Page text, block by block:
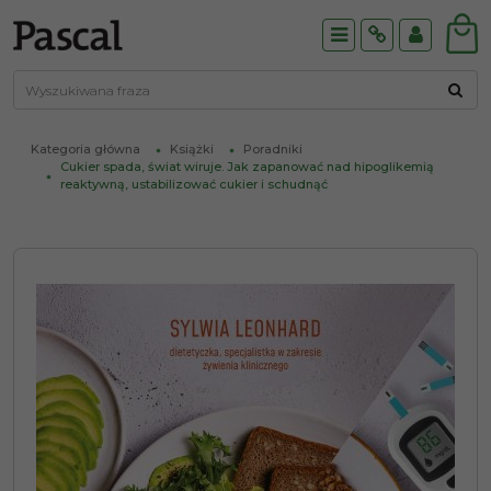
MenuInfoPanel
Kategoria główna Książki
Poradniki
Cukier spada, świat wiruje. Jak zapanować nad hipoglikemią
reaktywną, ustabilizować cukier i schudnąć